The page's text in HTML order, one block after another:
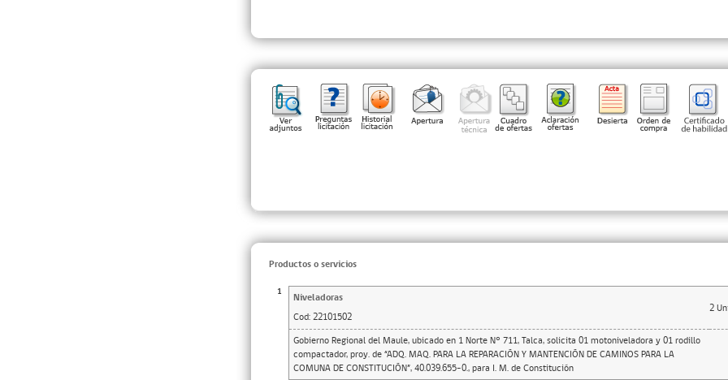
Productos o servicios
1 Niveladoras
2
Cod: 22101502
Gobierno Regional del Maule, ubicado en 1 Norte N° 711, Talca, solicita 01 motoniveladora y 01 rodillo
compactador, proy. de “ADQ. MAQ. PARA LA REPARACIÓN Y MANTENCIÓN DE CAMINOS PARA LA
COMUNA DE CONSTITUCIÓN”, 40.039.655-0., para I. M. de Constitución